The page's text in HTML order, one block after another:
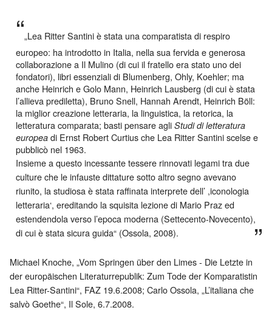
„Lea Ritter Santini è stata una comparatista di respiro
europeo: ha introdotto in Italia, nella sua fervida e generosa
collaborazione a Il Mulino (di cui il fratello era stato uno dei
fondatori), libri essenziali di Blumenberg, Ohly, Koehler; ma
anche Heinrich e Golo Mann, Heinrich Lausberg (di cui è stata
l’allieva prediletta), Bruno Snell, Hannah Arendt, Heinrich Böll:
la miglior creazione letteraria, la linguistica, la retorica, la
letteratura comparata; basti pensare agli Studi di letteratura
europea di Ernst Robert Curtius che Lea Ritter Santini scelse e
pubblicò nel 1963.
Insieme a questo incessante tessere rinnovati legami tra due
culture che le infauste dittature sotto altro segno avevano
riunito, la studiosa è stata raffinata interprete dell’ ,iconologia
letteraria‘, ereditando la squisita lezione di Mario Praz ed
estendendola verso l’epoca moderna (Settecento-Novecento),
di cui è stata sicura guida“ (Ossola, 2008).
Michael Knoche, „Vom Springen über den Limes - Die Letzte in
der europäischen Literaturrepublik: Zum Tode der Komparatistin
Lea Ritter-Santini“, FAZ 19.6.2008; Carlo Ossola, „L’italiana che
salvò Goethe“, Il Sole, 6.7.2008.